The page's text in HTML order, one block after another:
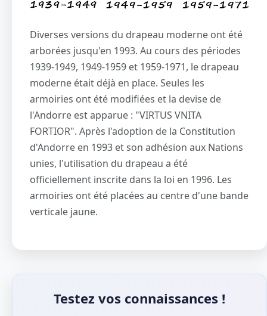
Diverses versions du drapeau moderne ont été
arborées jusqu'en 1993. Au cours des périodes
1939-1949, 1949-1959 et 1959-1971, le drapeau
moderne était déjà en place. Seules les
armoiries ont été modifiées et la devise de
l'Andorre est apparue : "VIRTUS VNITA
FORTIOR". Après l'adoption de la Constitution
d'Andorre en 1993 et son adhésion aux Nations
unies, l'utilisation du drapeau a été
officiellement inscrite dans la loi en 1996. Les
armoiries ont été placées au centre d'une bande
verticale jaune.
Testez vos connaissances !